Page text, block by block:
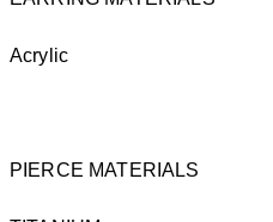
Acrylic
PIERCE MATERIALS